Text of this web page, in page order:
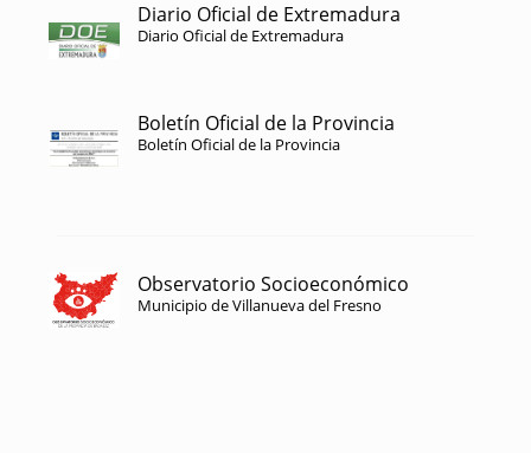
Diario Oficial de Extremadura
Diario Oficial de Extremadura
Boletín Oficial de la Provincia
Boletín Oficial de la Provincia
Observatorio Socioeconómico
Municipio de Villanueva del Fresno